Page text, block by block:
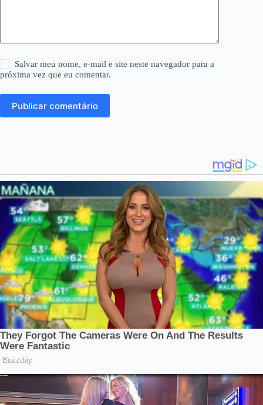
Salvar meu nome, e-mail e site neste navegador para a
próxima vez que eu comentar.
Publicar comentário